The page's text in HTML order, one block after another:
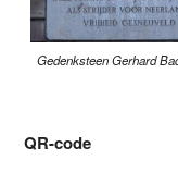
Gedenksteen Gerhard
QR-code